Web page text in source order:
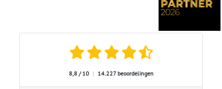
8,8 / 10 | 14.227 beoordelingen